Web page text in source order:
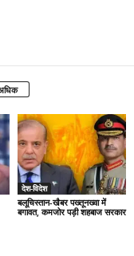
देश-विदेश
बलूचिस्तान-खैबर पख्तूनख्वा में
बगावत, कमजोर पड़ी शहबाज सरकार